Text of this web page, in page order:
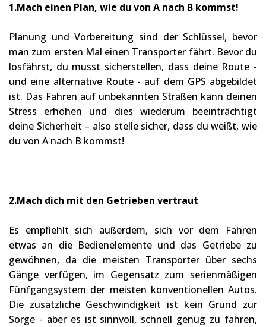
1.Mach einen Plan, wie du von A nach B kommst!
Planung und Vorbereitung sind der Schlüssel, bevor
man zum ersten Mal einen Transporter fährt. Bevor du
losfährst, du musst sicherstellen, dass deine Route -
und eine alternative Route - auf dem GPS abgebildet
ist. Das Fahren auf unbekannten Straßen kann deinen
Stress erhöhen und dies wiederum beeinträchtigt
deine Sicherheit – also stelle sicher, dass du weißt, wie
du von A nach B kommst!
2.Mach dich mit den Getrieben vertraut
Es empfiehlt sich außerdem, sich vor dem Fahren
etwas an die Bedienelemente und das Getriebe zu
gewöhnen, da die meisten Transporter über sechs
Gänge verfügen, im Gegensatz zum serienmäßigen
Fünfgangsystem der meisten konventionellen Autos.
Die zusätzliche Geschwindigkeit ist kein Grund zur
Sorge - aber es ist sinnvoll, schnell genug zu fahren,